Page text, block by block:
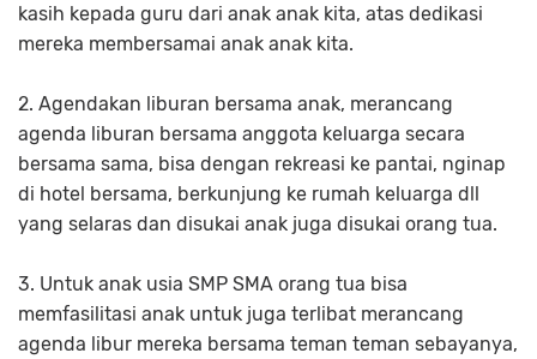
kasih kepada guru dari anak anak kita, atas dedikasi
mereka membersamai anak anak kita.
2. Agendakan liburan bersama anak, merancang
agenda liburan bersama anggota keluarga secara
bersama sama, bisa dengan rekreasi ke pantai, nginap
di hotel bersama, berkunjung ke rumah keluarga dll
yang selaras dan disukai anak juga disukai orang tua.
3. Untuk anak usia SMP SMA orang tua bisa
memfasilitasi anak untuk juga terlibat merancang
agenda libur mereka bersama teman teman sebayanya,